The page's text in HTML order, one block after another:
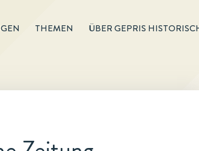
THEMEN ÜBER GEPRIS